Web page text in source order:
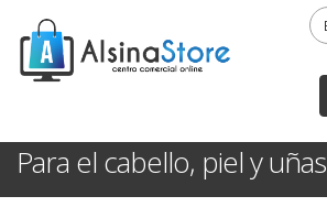
Para el cabello, piel y uñas